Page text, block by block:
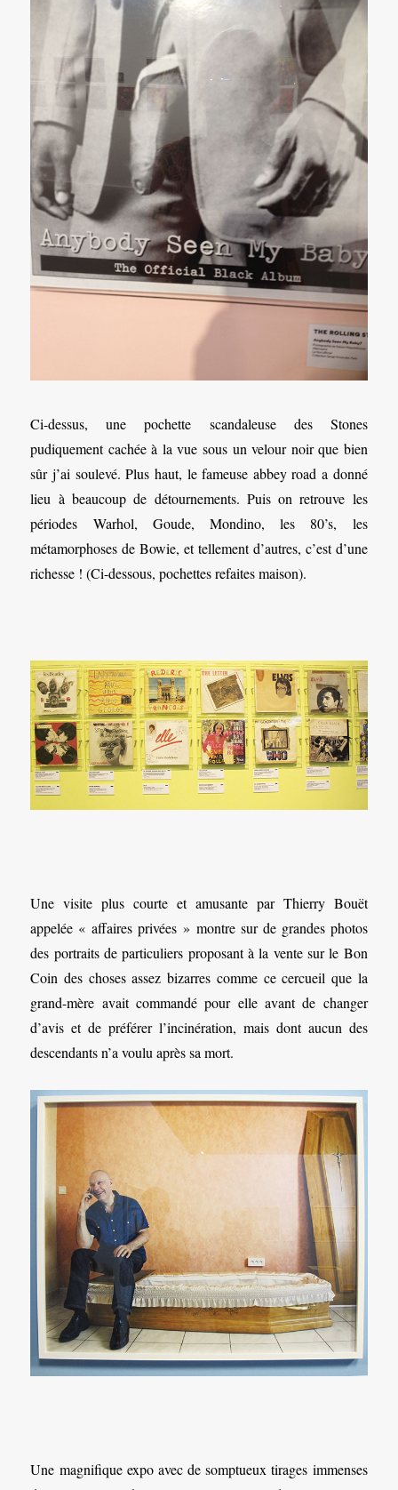
Ci-dessus, une pochette scandaleuse des Stones
pudiquement cachée à la vue sous un velour noir que bien
sûr j’ai soulevé. Plus haut, le fameuse abbey road a donné
lieu à beaucoup de détournements. Puis on retrouve les
périodes Warhol, Goude, Mondino, les 80’s, les
métamorphoses de Bowie, et tellement d’autres, c’est d’une
richesse ! (Ci-dessous, pochettes refaites maison).
Une visite plus courte et amusante par Thierry Bouët
appelée « affaires privées » montre sur de grandes photos
des portraits de particuliers proposant à la vente sur le Bon
Coin des choses assez bizarres comme ce cercueil que la
grand-mère avait commandé pour elle avant de changer
d’avis et de préférer l’incinération, mais dont aucun des
descendants n’a voulu après sa mort.
Une magnifique expo avec de somptueux tirages immenses